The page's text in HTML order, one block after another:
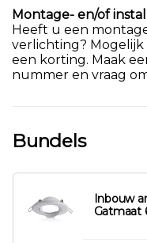
Montage- en/of
Heeft u een
verlichting?
een korting. Maak
nummer en vraag
Bundels
Inbouw
Gatmaat